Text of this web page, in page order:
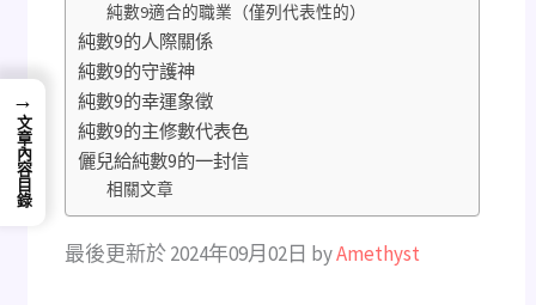
純數9適合的職業（僅列代表性的）
純數9的人際關係
純數9的守護神
純數9的幸運象徵
純數9的主修數代表色
儷兒給純數9的一封信
相關文章
最後更新於 2024年09月02日 byAmethyst
→
文章內容目錄